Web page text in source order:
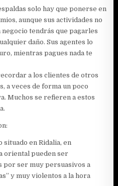
solo hay que ponerse en
aunque sus actividades no
tendrás que pagarles
daño. Sus agentes lo
mientras pagues nada te
a los clientes de otros
a veces de forma un poco
Muchos se refieren a estos
situado en Ridalia, en
oriental pueden ser
por ser muy persuasivos a
y muy violentos a la hora